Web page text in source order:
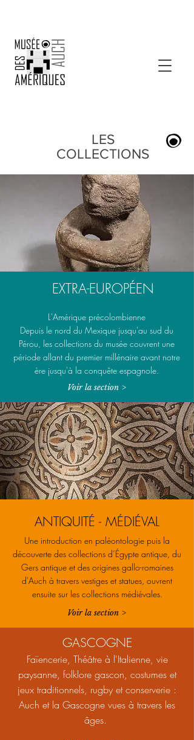
LES
COLLECTIONS
EXTRA-EUROPÉEN
L'Amérique précolombienne
Depuis le nord du Mexique jusqu'au sud du
Pérou, les collections du musée couvrent une
période allant du premier millénaire avant notre
ère jusqu'à la conquête espagnole.
Voir la section >
ANTIQUITÉ - MÉDIÉVAL
Une introduction en paléontologie puis la
découverte des collections d’Égypte antique, du
Gers antique et des origines gallo-romaines
d'Auch à travers vestiges et statues, ouvrent
ensuite sur les collections médiévales.
Voir la section >
GASCOGNE
Faïencerie, Théâtre à l'Italienne, vie
paysanne, folklore gascon, costumes et
jeux traditionnels, rugby et conserverie :
Auch et la Gascogne vues à travers les
âges.